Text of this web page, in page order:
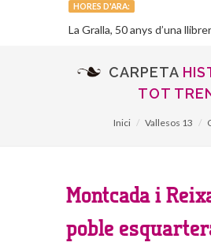
HORES D'ARA:
La Gralla, 50 anys d’una
CARPETA
TOT
Inici Vallesos 13
Montcada i
poble